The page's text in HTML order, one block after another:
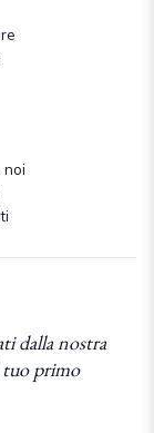
noi
dalla nostra
tuo primo